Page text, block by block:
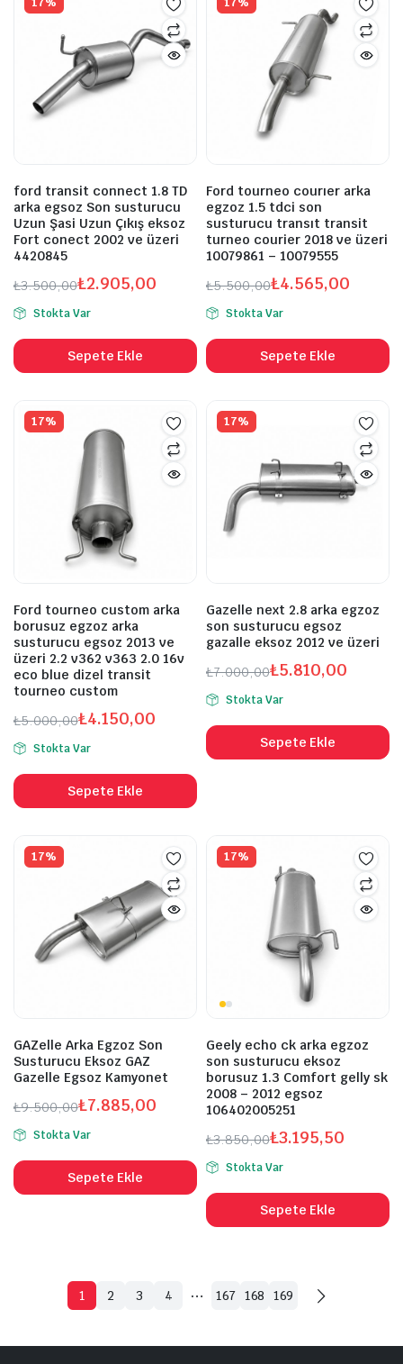
ford transit connect 1.8 TD
arka egsoz Son susturucu
Uzun Şasi Uzun Çıkış eksoz
Fort conect 2002 ve üzeri
4420845
₺3.500,00
Orijinal
fiyat:
₺3.500,00.
₺2.905,00
Şu
andaki
fiyat:
₺2.905,00.
Stokta Var
Sepete Ekle
Ford tourneo courıer arka
egzoz 1.5 tdci son
susturucu transıt transit
turneo courier 2018 ve üzeri
10079861 – 10079555
₺5.500,00
Orijinal
fiyat:
₺5.500,00.
₺4.565,00
Şu
andaki
fiyat:
₺4.565,00.
Stokta Var
Sepete Ekle
17%
Ford tourneo custom arka
borusuz egzoz arka
susturucu egsoz 2013 ve
üzeri 2.2 v362 v363 2.0 16v
eco blue dizel transit
tourneo custom
₺5.000,00
Orijinal
fiyat:
₺5.000,00.
₺4.150,00
Şu
andaki
fiyat:
₺4.150,00.
Stokta Var
Sepete Ekle
17%
Gazelle next 2.8 arka egzoz
son susturucu egsoz
gazalle eksoz 2012 ve üzeri
₺7.000,00
Orijinal
fiyat:
₺7.000,00.
₺5.810,00
Şu
andaki
fiyat:
₺5.810,00.
Stokta Var
Sepete Ekle
17%
GAZelle Arka Egzoz Son
Susturucu Eksoz GAZ
Gazelle Egsoz Kamyonet
₺9.500,00
Orijinal
fiyat:
₺9.500,00.
₺7.885,00
Şu
andaki
fiyat:
₺7.885,00.
Stokta Var
Sepete Ekle
17%
Geely echo ck arka egzoz
son susturucu eksoz
borusuz 1.3 Comfort gelly sk
2008 – 2012 egsoz
106402005251
₺3.850,00
Orijinal
fiyat:
₺3.850,00.
₺3.195,50
Şu
andaki
fiyat:
₺3.195,50.
Stokta Var
Sepete Ekle
1 2 3 4 … 167 168 169